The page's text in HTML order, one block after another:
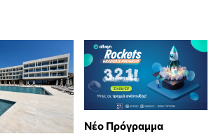
Νέο Πρόγραμμα